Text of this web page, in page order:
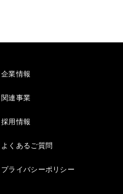
企業情報
関連事業
採用情報
よくあるご質問
プライバシーポリシー